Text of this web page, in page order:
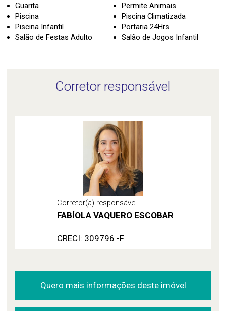
Guarita
Permite Animais
Piscina
Piscina Climatizada
Piscina Infantil
Portaria 24Hrs
Salão de Festas Adulto
Salão de Jogos Infantil
Corretor responsável
Corretor(a) responsável
FABÍOLA VAQUERO ESCOBAR
CRECI: 309796 -F
Quero mais informações deste imóvel